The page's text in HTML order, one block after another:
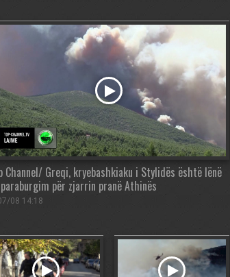
Channel/ Greqi, kryebashkiaku i Stylidës është lënë
për zjarrin pranë Athinës
08 14:18